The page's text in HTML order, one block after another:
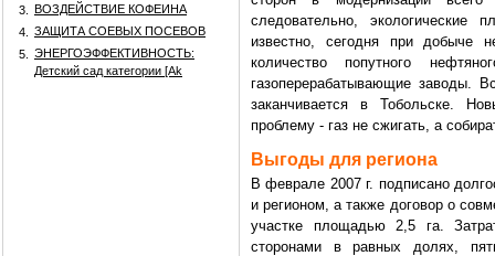
3.
ВОЗДЕЙСТВИЕ КОФЕИНА
4.
ЗАЩИТА СОЕВЫХ ПОСЕВОВ
5.
ЭНЕРГОЭФФЕКТИВНОСТЬ:
Детский сад категории [Аk
следовательно,
известно, сегодня при добыче
количество попутного
газоперерабатывающие заводы.
заканчивается в Тобольске.
проблему - газ не сжигать, а
Выгоды для региона
В феврале 2007 г. подписано
и регионом, а также договор о
участке площадью 2,5 га.
сторонами в равных долях,